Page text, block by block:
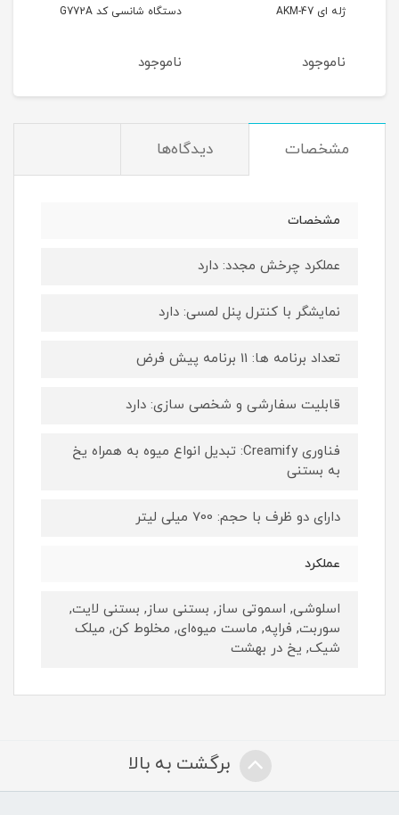
ژله ای AKM-47
ناموجود
دستگاه شانسی کد G772A
ناموجود
مشخصات دیدگاه‌ها
مشخصات
عملکرد چرخش مجدد: دارد
نمایشگر با کنترل پنل لمسی: دارد
تعداد برنامه ها: 11 برنامه پیش فرض
قابلیت سفارشی و شخصی سازی: دارد
فناوری Creamify: تبدیل انواع میوه به همراه یخ
به بستنی
دارای دو ظرف با حجم: 700 میلی لیتر
عملکرد
اسلوشی, اسموتی ساز, بستنی ساز, بستنی لایت,
سوربت, فراپه, ماست میوه‌ای, مخلوط کن, میلک
شیک, یخ در بهشت
برگشت به بالا